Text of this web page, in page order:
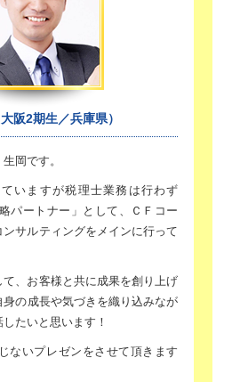
大阪2期生／兵庫県）
生岡です。
いますが税理士業務は行わず
略パートナー」として、
ＣＦコー
サルティングを メインに行って
、お客様と共に成果を創り上げ
身の成長や気づきを織り込みなが
たいと思います！
ないプレゼンをさせて頂きます